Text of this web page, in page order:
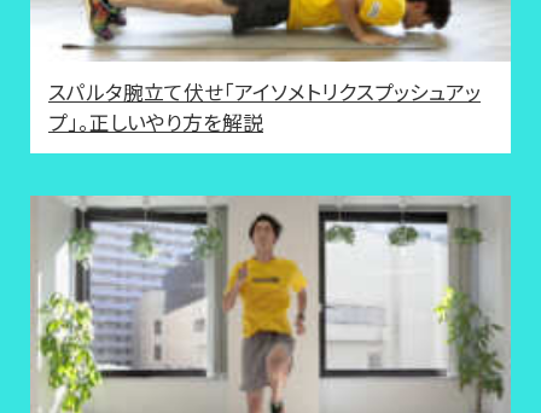
スパルタ腕立て伏せ「アイソメトリクスプッシュアッ
プ」。正しいやり方を解説